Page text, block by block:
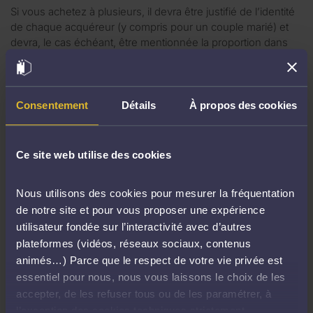
Consentement Détails À propos des cookies
Ce site web utilise des cookies
Nous utilisons des cookies pour mesurer la fréquentation
de notre site et pour vous proposer une expérience
utilisateur fondée sur l’interactivité avec d’autres
plateformes (vidéos, réseaux sociaux, contenus
animés…) Parce que le respect de votre vie privée est
essentiel pour nous, nous vous laissons le choix de les
accepter, de les refuser tous ou de les paramétrer, à
Si vous achetez à plusieurs, il devra être justifié de l’identité
de chaque acquéreur (y compris pour un couple marié) et
devra, le cas échéant, être mentionnée la proportion dans
laquelle chacun se porte acquéreur.
Si vous achetez pour le compte d’une société, il faudra en
fournir un extrait Kbis de moins de trois mois.
devez lui remettre avant l’audience un chèque de banque
représentant 10% de la mise à prix, avec un minimum de 3
000 euros ou une caution bancaire irrévocable.
Il est fortement recommandé aux amateurs de s’enquérir
auprès de l’avocat de l’ordre auquel le chèque doit être
établi.